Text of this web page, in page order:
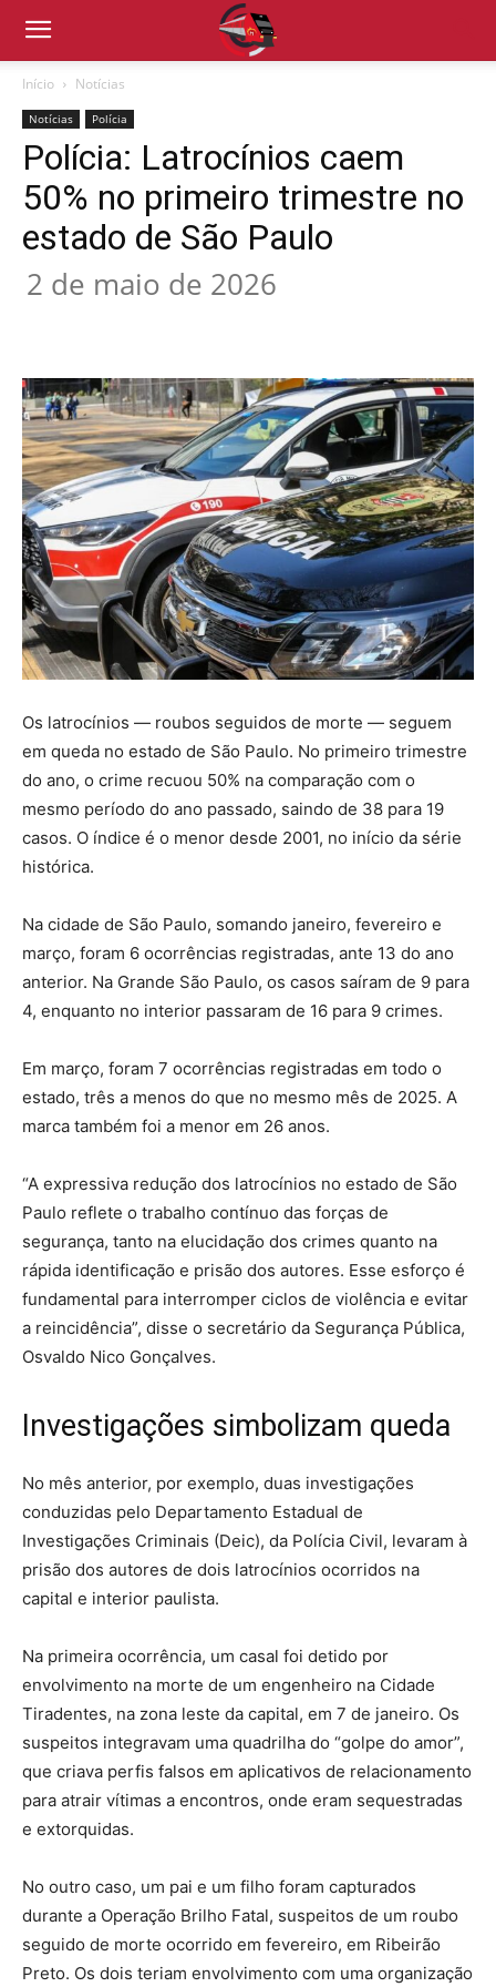
Início Notícias
Notícias Polícia
Polícia: Latrocínios caem
50% no primeiro trimestre no
estado de São Paulo
2 de maio de 2026
Os latrocínios — roubos seguidos de morte — seguem
em queda no estado de São Paulo. No primeiro trimestre
do ano, o crime recuou 50% na comparação com o
mesmo período do ano passado, saindo de 38 para 19
casos. O índice é o menor desde 2001, no início da série
histórica.
Na cidade de São Paulo, somando janeiro, fevereiro e
março, foram 6 ocorrências registradas, ante 13 do ano
anterior. Na Grande São Paulo, os casos saíram de 9 para
4, enquanto no interior passaram de 16 para 9 crimes.
Em março, foram 7 ocorrências registradas em todo o
estado, três a menos do que no mesmo mês de 2025. A
marca também foi a menor em 26 anos.
“A expressiva redução dos latrocínios no estado de São
Paulo reflete o trabalho contínuo das forças de
segurança, tanto na elucidação dos crimes quanto na
rápida identificação e prisão dos autores. Esse esforço é
fundamental para interromper ciclos de violência e evitar
a reincidência”, disse o secretário da Segurança Pública,
Osvaldo Nico Gonçalves.
Investigações simbolizam queda
No mês anterior, por exemplo, duas investigações
conduzidas pelo Departamento Estadual de
Investigações Criminais (Deic), da Polícia Civil, levaram à
prisão dos autores de dois latrocínios ocorridos na
capital e interior paulista.
Na primeira ocorrência, um casal foi detido por
envolvimento na morte de um engenheiro na Cidade
Tiradentes, na zona leste da capital, em 7 de janeiro. Os
suspeitos integravam uma quadrilha do “golpe do amor”,
que criava perfis falsos em aplicativos de relacionamento
para atrair vítimas a encontros, onde eram sequestradas
e extorquidas.
No outro caso, um pai e um filho foram capturados
durante a Operação Brilho Fatal, suspeitos de um roubo
seguido de morte ocorrido em fevereiro, em Ribeirão
Preto. Os dois teriam envolvimento com uma organização